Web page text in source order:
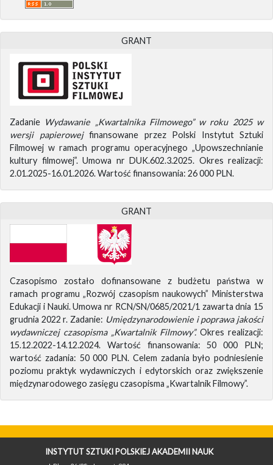
GRANT
Zadanie Wydawanie „Kwartalnika Filmowego” w roku 2025 w
wersji papierowejfinansowane przez Polski Instytut Sztuki
Filmowej w ramach programu operacyjnego „Upowszechnianie
kultury filmowej”. Umowa nr DUK.602.3.2025. Okres realizacji:
2.01.2025-16.01.2026. Wartość finansowania: 26 000 PLN.
GRANT
Czasopismo zostało dofinansowane z budżetu państwa w
ramach programu „Rozwój czasopism naukowych” Ministerstwa
Edukacji i Nauki. Umowa nr RCN/SN/0685/2021/1 zawarta dnia 15
grudnia 2022 r. Zadanie: Umiędzynarodowienie i poprawa jakości
wydawniczej czasopisma „Kwartalnik Filmowy”.Okres realizacji:
15.12.2022-14.12.2024. Wartość finansowania: 50 000 PLN;
wartość zadania: 50 000 PLN. Celem zadania było podniesienie
poziomu praktyk wydawniczych i edytorskich oraz zwiększenie
międzynarodowego zasięgu czasopisma „Kwartalnik Filmowy”.
INSTYTUT SZTUKI POLSKIEJ AKADEMII NAUK